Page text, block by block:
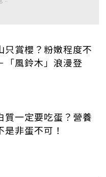
只賞櫻？粉嫩程度不
「風鈴木」浪漫登
質一定要吃蛋？營養
是非蛋不可！